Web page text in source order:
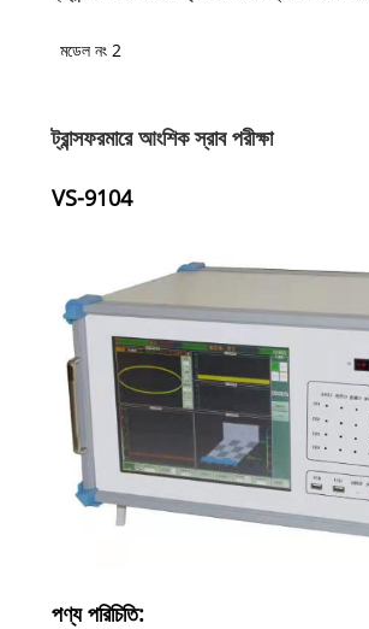
মডেল নং 2
ট্রান্সফরমারে আংশিক স্রাব পরীক্ষা
VS-9104
পণ্য পরিচিতি: